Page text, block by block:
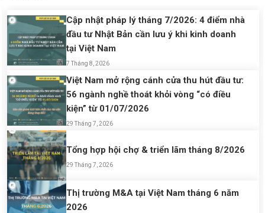
Cập nhật pháp lý tháng 7/2026: 4 điểm nhà
đầu tư Nhật Bản cần lưu ý khi kinh doanh
tại Việt Nam
7 Tháng 8, 2026
Việt Nam mở rộng cánh cửa thu hút đầu tư:
56 ngành nghề thoát khỏi vòng “có điều
kiện” từ 01/07/2026
29 Tháng 7, 2026
Tổng hợp hội chợ & triển lãm tháng 8/2026
29 Tháng 7, 2026
Thị trường M&A tại Việt Nam tháng 6 năm
2026